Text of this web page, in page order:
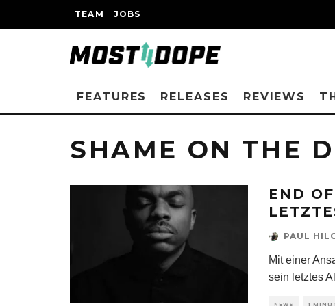
TEAM JOBS
FEATURES RELEASES REVIEWS
SHAME ON THE
END
PAUL
Mit einer
sein letztes
NEWS 1